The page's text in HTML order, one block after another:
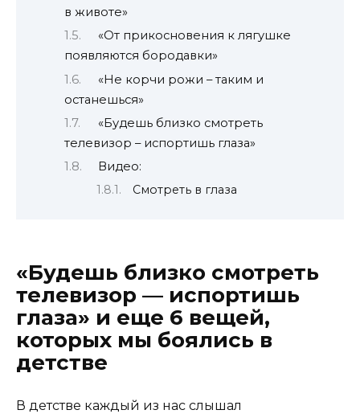
в животе»
«От прикосновения к лягушке
появляются бородавки»
«Не корчи рожи – таким и
останешься»
«Будешь близко смотреть
телевизор – испортишь глаза»
Видео:
Смотреть в глаза
«Будешь близко смотреть
телевизор — испортишь
глаза» и еще 6 вещей,
которых мы боялись в
детстве
В детстве каждый из нас слышал